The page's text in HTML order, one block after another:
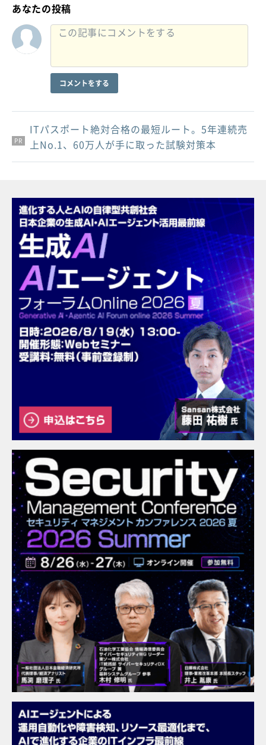
あなたの投稿
コメントをする
PR
PR
PR
ITパスポート絶対合格の最短ルート。5年連続売
上No.1、60万人が手に取った試験対策本